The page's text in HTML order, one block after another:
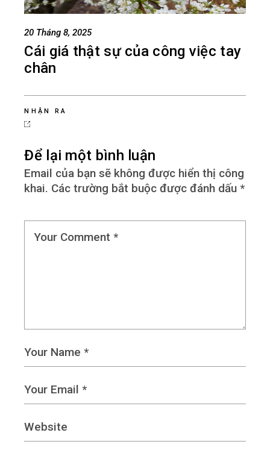
20 Tháng 8, 2025
Cái giá thật sự của công việc tay
chân
NHẬN RA
Để lại một bình luận
Email của bạn sẽ không được hiển thị công
khai. Các trường bắt buộc được đánh dấu*